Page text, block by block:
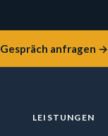
Gespräch anfragen →
LEISTUNGEN